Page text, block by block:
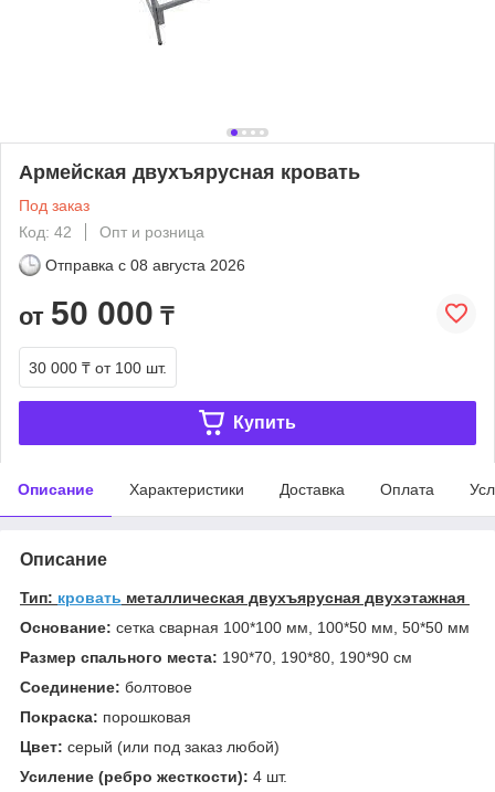
Армейская двухъярусная кровать
Под заказ
Код: 42
Опт и розница
Отправка с 08 августа 2026
от 50 000 ₸
30 000 ₸ от 100 шт.
Купить
Описание Характеристики Доставка Оплата
Описание
Тип: кровать металлическая двухъярусная двухэтажная
Основание: сетка сварная 100*100 мм, 100*50 мм, 50*50 мм
Размер спального места: 190*70, 190*80, 190*90 см
Соединение: болтовое
Покраска: порошковая
Цвет: серый (или под заказ любой)
Усиление (ребро жесткости): 4 шт.